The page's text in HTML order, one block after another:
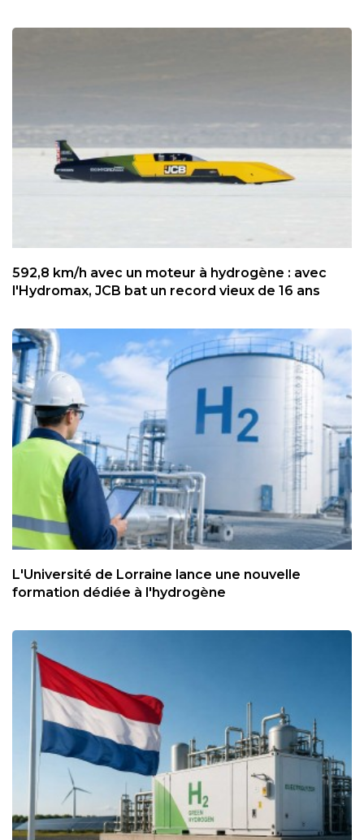
592,8 km/h avec un moteur à hydrogène : avec
l'Hydromax, JCB bat un record vieux de 16 ans
L'Université de Lorraine lance une nouvelle
formation dédiée à l'hydrogène